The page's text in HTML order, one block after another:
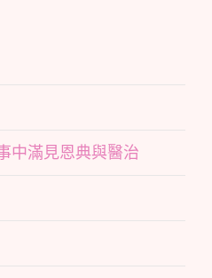
中滿見恩典與醫治